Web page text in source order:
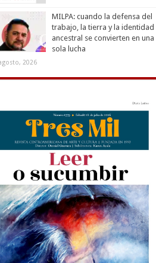
MILPA: cuando la defensa del
trabajo, la tierra y la identidad
ancestral se convierten en una
sola lucha
2026